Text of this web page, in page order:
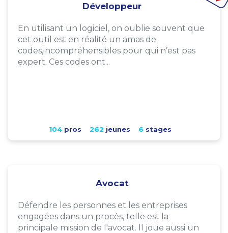
Développeur
En utilisant un logiciel, on oublie souvent que
cet outil est en réalité un amas de
codes,incompréhensibles pour qui n’est pas
expert. Ces codes ont...
104pros 262 jeunes 6 stages
Avocat
Défendre les personnes et les entreprises
engagées dans un procès, telle est la
principale mission de l'avocat. Il joue aussi un